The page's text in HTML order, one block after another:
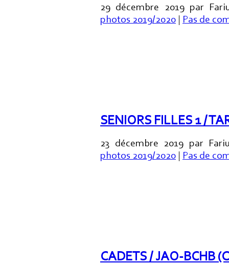
29 décembre 2019 par
photos 2019/2020 | Pas de
SENIORS FILLES 1 /
23 décembre 2019 par
photos 2019/2020 | Pas de
CADETS / JAO-BCHB